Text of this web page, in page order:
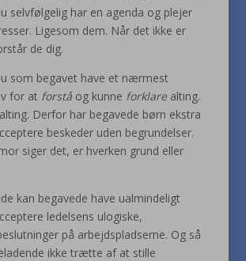
selvfølgelig har en agenda og plejer
Ligesom dem. Når det ikke er
de dig.
som begavet have et nærmest
for at forstå og kunne forklarealting.
Derfor har begavede børn ekstra
beskeder uden begrundelser.
siger det, er hverken grund eller
kan begavede have ualmindeligt
ledelsens ulogiske,
på arbejdspladserne. Og så
ikke trætte af at stille